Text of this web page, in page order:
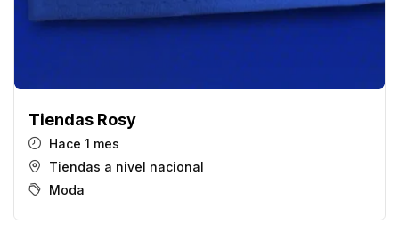
Tiendas Rosy
Hace 1 mes
Tiendas a nivel nacional
Moda